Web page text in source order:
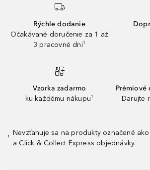
Rýchle dodanie
Očakávané doručenie za 1 až
3 pracovné dni¹
Vzorka zadarmo
ku každému nákupu¹
Prémiové
Darujte
¹
Nevzťahuje sa na produkty označené
a Click & Collect Express objednávky.